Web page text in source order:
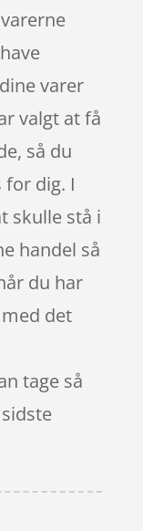
varer
valgt at få
så du
dig. I
skulle stå i
handel så
du har
det
tage så